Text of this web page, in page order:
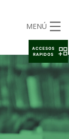
MENÚ
ACCESOS
RAPIDOS